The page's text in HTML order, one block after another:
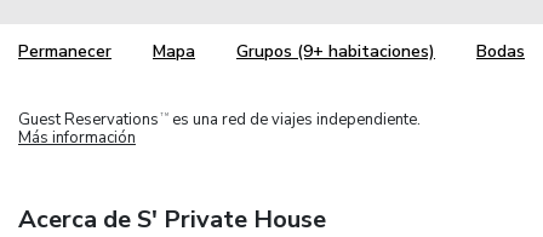
Permanecer Mapa Grupos (9+ habitaciones) Bodas
Guest Reservations TM
es una red de viajes independiente.
Más información
Acerca de S' Private House